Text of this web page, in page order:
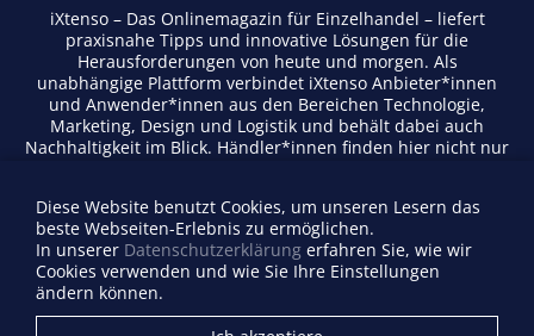
iXtenso – Das Onlinemagazin für Einzelhandel – liefert
praxisnahe Tipps und innovative Lösungen für die
Herausforderungen von heute und morgen. Als
unabhängige Plattform verbindet iXtenso Anbieter*innen
und Anwender*innen aus den Bereichen Technologie,
Marketing, Design und Logistik und behält dabei auch
Nachhaltigkeit im Blick. Händler*innen finden hier nicht nur
lebendigen Schreibstil und relevantem Content fördert das
Magazin den Austausch innerhalb der Retail-Community.
Ob digitale Trends oder praktische Alltagstipps – iXtenso
macht Wissen für den Handel zugänglich.
Diese Website benutzt Cookies, um unseren Lesern das
beste Webseiten-Erlebnis zu ermöglichen.
In unserer Datenschutzerklärung erfahren Sie, wie wir
Cookies verwenden und wie Sie Ihre Einstellungen
ändern können.